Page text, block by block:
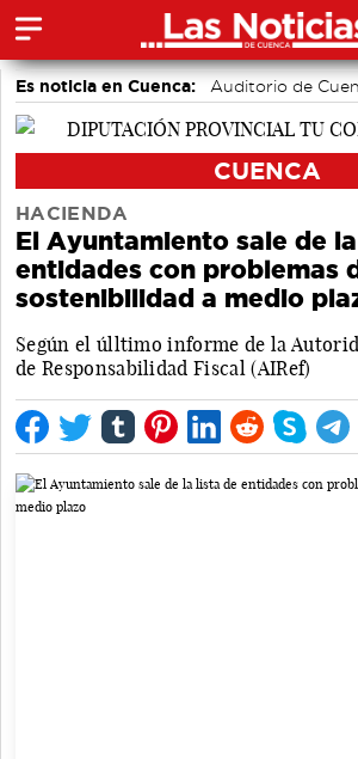
Es noticia en Cuenca: Auditorio de
CUENCA
HACIENDA
El Ayuntamiento sale de
entidades con problemas
sostenibilidad a medio
Según el úlltimo informe de la
de Responsabilidad Fiscal (AIRef)